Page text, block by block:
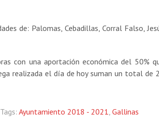
de: Palomas, Cebadillas, Corral Falso,
con una aportación económica del 50%
realizada el día de hoy suman un total de
Ayuntamiento 2018 - 2021 Gallinas